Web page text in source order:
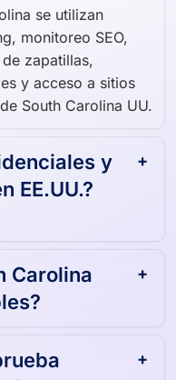
se utilizan
monitoreo SEO,
zapatillas,
y acceso a sitios
South Carolina UU.
y
EE.UU.?
Carolina